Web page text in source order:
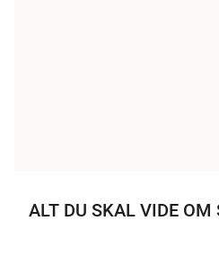
ALT DU SKAL VIDE OM